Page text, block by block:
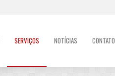
SERVIÇOS NOTÍCIAS CONTATO